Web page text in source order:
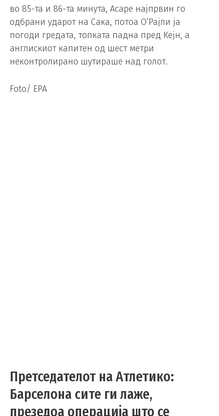
во 85-та и 86-та минута, Асаре најпрвин го
одбрани ударот на Сака, потоа О’Рајли ја
погоди гредата, топката падна пред Кејн, а
англискиот капитен од шест метри
неконтролирано шутираше над голот.
Foto/ EPA
Претседателот на Атлетико:
Барселона сите ги лаже,
презедоа операција што се